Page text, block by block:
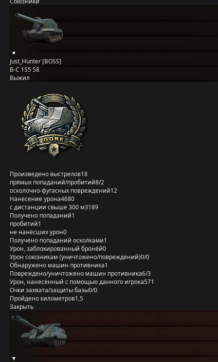
Just_Hunter [BOSS]
B-C 155 58
Выжил
Произведено выстрелов18
прямых попаданий/пробитий8/2
осколочно-фугасных повреждений12
Нанесение урона4680
с дистанции свыше 300 м3189
Получено попаданий1
пробитий1
не нанёсших урон0
Получено попаданий осколками1
Урон, заблокированный бронёй0
Урон союзникам (уничтожено/повреждений)0/0
Обнаружено машин противника1
Повреждено/уничтожено машин противника6/3
Урон, нанесённый с помощью данного игрока571
Очки захвата/защиты базы0/0
Пройдено километров1,5
Закрыть